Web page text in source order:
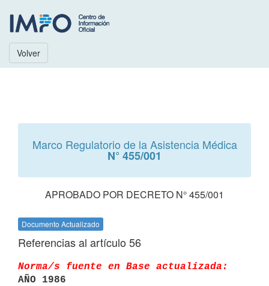
Volver
Marco Regulatorio de la Asistencia Médica
N° 455/001
APROBADO POR DECRETO N° 455/001
Documento Actualizado
Referencias al artículo 56
Norma/s fuente en Base actualizada:
AÑO 1986